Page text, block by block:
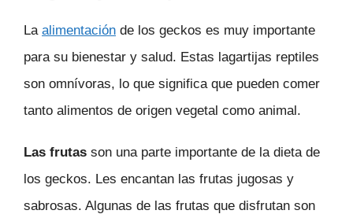
La alimentación de los geckos es muy importante
para su bienestar y salud. Estas lagartijas reptiles
son omnívoras, lo que significa que pueden comer
tanto alimentos de origen vegetal como animal.
Las frutas son una parte importante de la dieta de
los geckos. Les encantan las frutas jugosas y
sabrosas. Algunas de las frutas que disfrutan son